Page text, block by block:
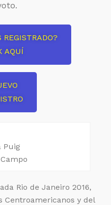
REGISTRADO?
AQUÍ
Puig
Rio de Janeiro 2016,
Centroamericanos y del